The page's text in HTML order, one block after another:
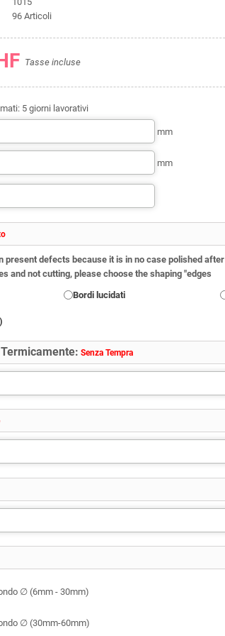
96 Articoli
Tasse incluse
5giorni lavorativi
mm
mm
present defects because it is in no case polished
and not cutting, please choose the shaping "edges
Bordi lucidati
Senza Tempra
∅ (6mm - 30mm)
∅ (30mm-60mm)